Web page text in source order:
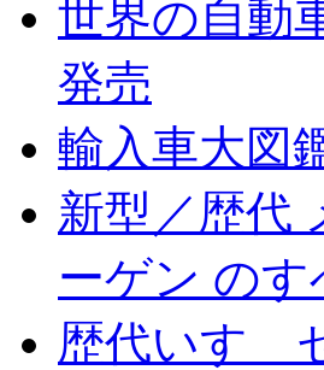
世界の自動
発売
輸入車大図
新型／歴代
ーゲン のす
歴代いすゞ